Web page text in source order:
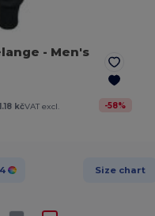
- Men's
kčVAT excl. -58%
Size chart